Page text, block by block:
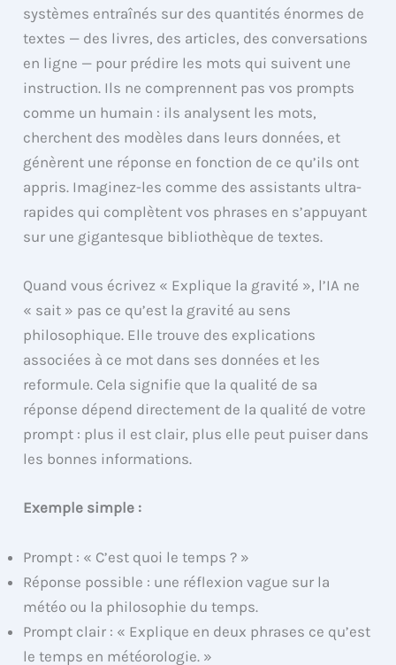
systèmes entraînés sur des quantités énormes de
textes — des livres, des articles, des conversations
en ligne — pour prédire les mots qui suivent une
instruction. Ils ne comprennent pas vos prompts
comme un humain : ils analysent les mots,
cherchent des modèles dans leurs données, et
génèrent une réponse en fonction de ce qu’ils ont
appris. Imaginez-les comme des assistants ultra-
rapides qui complètent vos phrases en s’appuyant
sur une gigantesque bibliothèque de textes.
Quand vous écrivez « Explique la gravité », l’IA ne
« sait » pas ce qu’est la gravité au sens
philosophique. Elle trouve des explications
associées à ce mot dans ses données et les
reformule. Cela signifie que la qualité de sa
réponse dépend directement de la qualité de votre
prompt : plus il est clair, plus elle peut puiser dans
les bonnes informations.
Exemple simple :
Prompt : « C’est quoi le temps ? »
Réponse possible : une réflexion vague sur la
météo ou la philosophie du temps.
Prompt clair : « Explique en deux phrases ce qu’est
le temps en météorologie. »